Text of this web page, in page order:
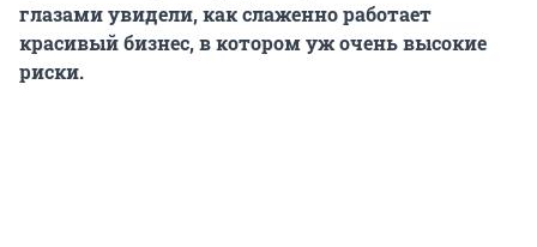
глазами увидели, как слаженно работает
красивый бизнес, в котором уж очень высокие
риски.